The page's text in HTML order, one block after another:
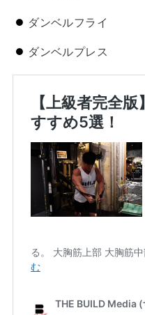
ダンベルフライ
ダンベルプレス